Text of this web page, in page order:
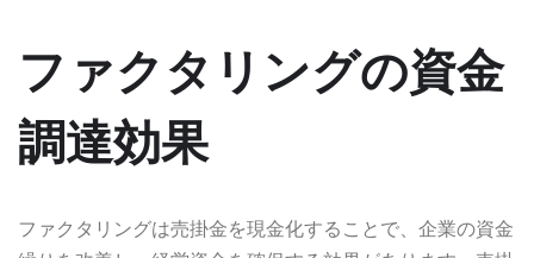
ファクタリングの資金
調達効果
ファクタリングは売掛金を現金化することで、企業の資金